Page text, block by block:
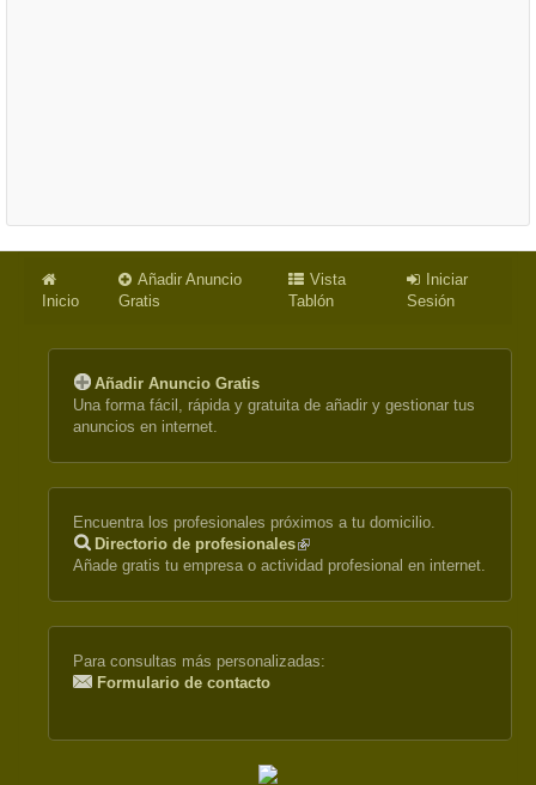
Inicio
Añadir Anuncio
Gratis
Vista
Tablón
Iniciar
Sesión
Añadir Anuncio Gratis
Una forma fácil, rápida y gratuita de añadir y gestionar tus
anuncios en internet.
Encuentra los profesionales próximos a tu domicilio.
Directorio de profesionales(link
is
Añade gratis tu empresa o actividad profesional en internet.
Para consultas más personalizadas:
Formulario de contacto